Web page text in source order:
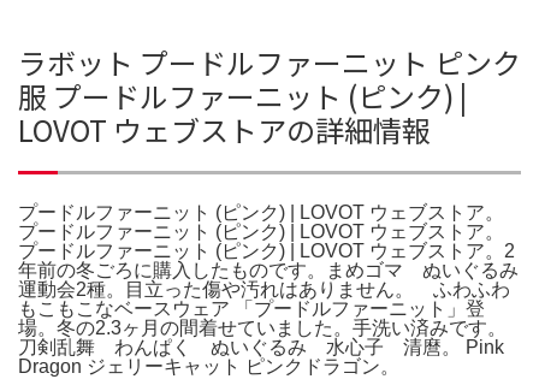
ラボット プードルファーニット ピンク
服 プードルファーニット (ピンク) |
LOVOT ウェブストアの詳細情報
プードルファーニット (ピンク) | LOVOT ウェブストア。
プードルファーニット (ピンク) | LOVOT ウェブストア。
プードルファーニット (ピンク) | LOVOT ウェブストア。2
年前の冬ごろに購入したものです。まめゴマ ぬいぐるみ
運動会2種。目立った傷や汚れはありません。⠀ ふわふわ
もこもこなベースウェア 「プードルファーニット」登
場。冬の2.3ヶ月の間着せていました。手洗い済みです。
刀剣乱舞 わんぱく ぬいぐるみ 水心子 清麿。 Pink
Dragon ジェリーキャット ピンクドラゴン。